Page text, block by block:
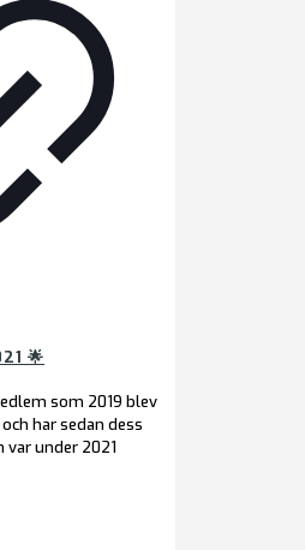
🌟
som 2019 blev
har sedan dess
under 2021